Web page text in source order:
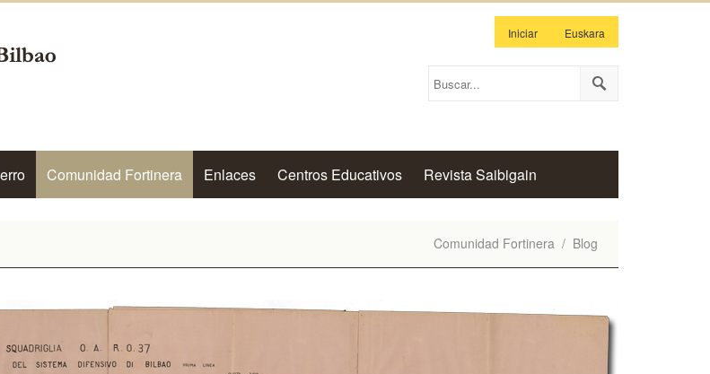
Iniciar Euskara
Comunidad Fortinera Enlaces Centros Educativos Revista Saibigain
Comunidad Fortinera / Blog